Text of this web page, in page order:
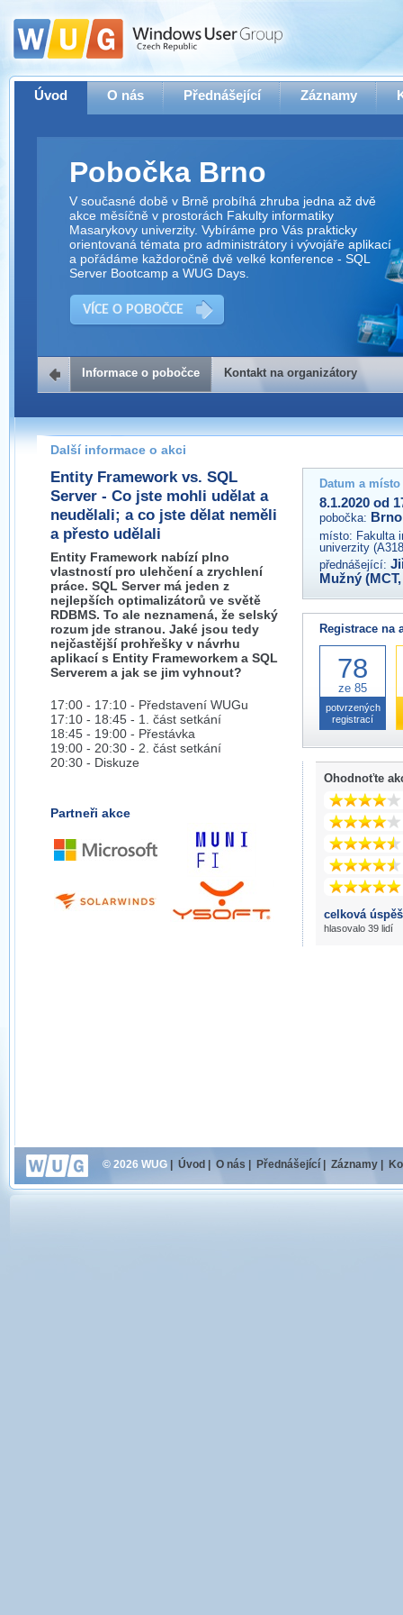
Úvod O nás Přednášející Záznamy
Pobočka Brno
V současné době v Brně probíhá zhruba jedna až dvě
akce měsíčně v prostorách Fakulty informatiky
Masarykovy univerzity. Vybíráme pro Vás prakticky
orientovaná témata pro administrátory i vývojáře aplikací
a pořádáme každoročně dvě velké konference - SQL
Server Bootcamp a WUG Days.
VÍCE O POBOČCE
Kontakt na organizátory
Pokud máte jakýkoliv dotaz na organizátory této akce,
prosím neváhejte nás kontaktovat na e-mailu:
brno@wug.cz
Informace o pobočce Kontakt na organizátory
Další informace o akci
Entity Framework vs. SQL
Server - Co jste mohli udělat a
neudělali; a co jste dělat neměli
a přesto udělali
Entity Framework nabízí plno
vlastností pro ulehčení a zrychlení
práce. SQL Server má jeden z
nejlepších optimalizátorů ve světě
RDBMS. To ale neznamená, že selský
rozum jde stranou. Jaké jsou tedy
nejčastější prohřešky v návrhu
aplikací s Entity Frameworkem a SQL
Serverem a jak se jim vyhnout?
17:00 - 17:10 - Představení WUGu
17:10 - 18:45 - 1. část setkání
18:45 - 19:00 - Přestávka
19:00 - 20:30 - 2. část setkání
20:30 - Diskuze
Partneři akce
Datum a
8.1.2020 od
pobočka: Brno
místo: Fakulta
univerzity
přednášející:
Mužný
Registrace na
78
ze 85
potvrzených
registrací
Ohodnoťte
celková
hlasovalo 39 lidí
© 2026 WUG Úvod O nás Přednášející Záznamy